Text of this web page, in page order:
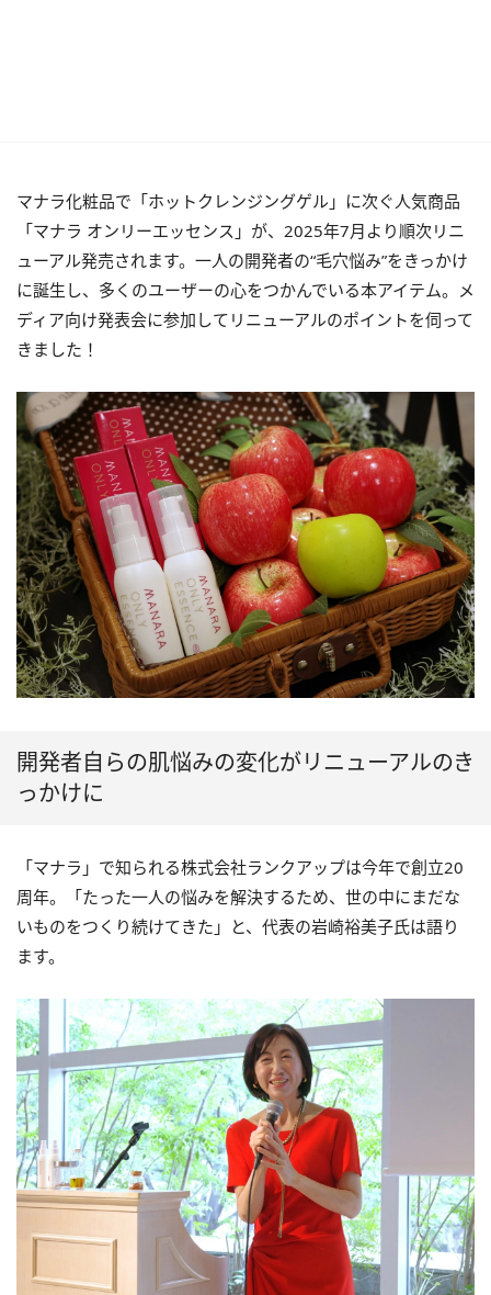
マナラ化粧品で「ホットクレンジングゲル」に次ぐ人気商品
「マナラ オンリーエッセンス」が、2025年7月より順次リニ
ューアル発売されます。一人の開発者の“毛穴悩み”をきっかけ
に誕生し、多くのユーザーの心をつかんでいる本アイテム。メ
ディア向け発表会に参加してリニューアルのポイントを伺って
きました！
開発者自らの肌悩みの変化がリニューアルのき
っかけに
「マナラ」で知られる株式会社ランクアップは今年で創立20
周年。「たった一人の悩みを解決するため、世の中にまだな
いものをつくり続けてきた」と、代表の岩崎裕美子氏は語り
ます。